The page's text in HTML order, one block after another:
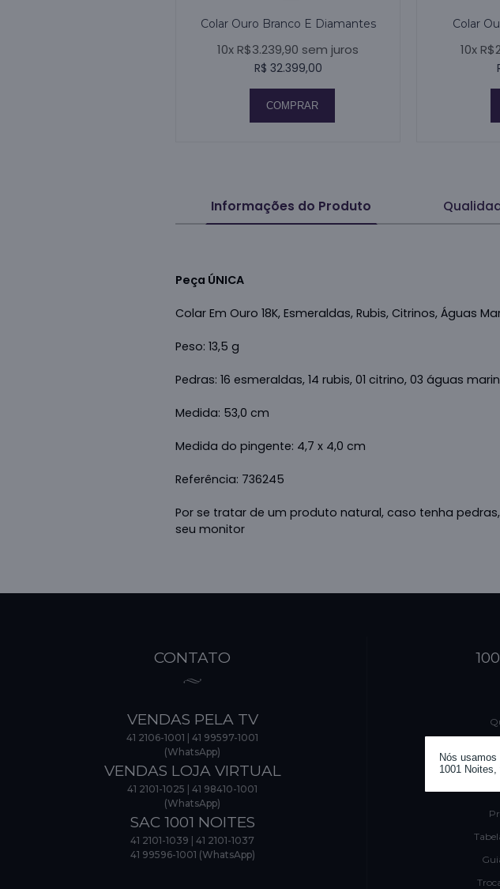
Colar Ouro Branco E Diamantes
10x R$3.239,90 sem juros
R$ 32.399,00
COMPRAR
Colar
10x
Informações do Produto
Peça ÚNICA
Colar Em Ouro 18K, Esmeraldas, Rubis, Citrinos, Águas
Peso: 13,5 g
Pedras: 16 esmeraldas, 14 rubis, 01 citrino, 03 águas
Medida: 53,0 cm
Medida do pingente: 4,7 x 4,0 cm
Referência: 736245
Por se tratar de um produto natural, caso tenha
seu monitor
Nós
1001
CONTATO
VENDAS PELA TV
41 2106-1001
41 99597-1001
(WhatsApp)
VENDAS LOJA VIRTUAL
41 2101-1025
41 98410-1001
(WhatsApp)
SAC 1001 NOITES
41 2101-1039
41 2101-1037
41 99596-1001 (WhatsApp)